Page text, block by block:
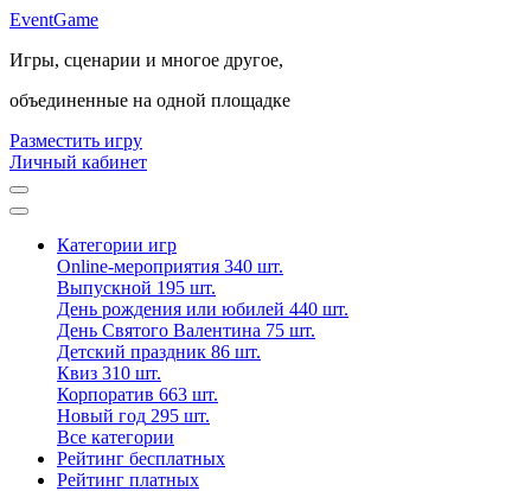
EventGame
Игры, сценарии и многое другое,
объединенные на одной площадке
Разместить игру
Личный кабинет
Категории игр
Online-мероприятия 340 шт.
Выпускной 195 шт.
День рождения или юбилей 440 шт.
День Святого Валентина 75 шт.
Детский праздник 86 шт.
Квиз 310 шт.
Корпоратив 663 шт.
Новый год 295 шт.
Все категории
Рейтинг бесплатных
Рейтинг платных